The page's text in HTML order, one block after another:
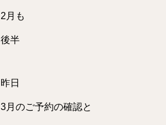
2月も
後半
昨日
3月のご予約の確認と